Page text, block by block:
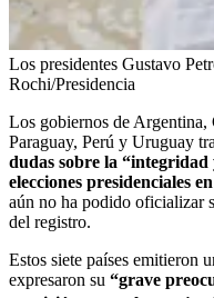
Los presidentes Gustavo
Rochi/Presidencia
Los gobiernos de Argentina,
Paraguay, Perú y Uruguay
dudas sobre la
elecciones presidenciales
aún no ha podido oficializar
del registro.
Estos siete países emitieron
expresaron su “grave